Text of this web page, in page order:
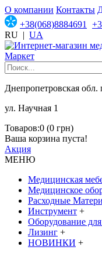
О компании Контакты
+38(068)8884691
RU | UA
Днепропетровская
ул. Научная 1
Товаров:0 (0 грн)
Ваша корзина пуста!
Акция
МЕНЮ
Медицинская
Медицинское
Расходные
Инструмент +
Оборудование
Лизинг +
НОВИНКИ +